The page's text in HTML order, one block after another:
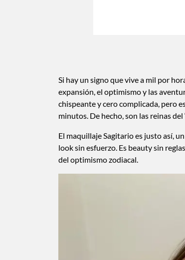
Si hay un signo que vive a mil por
expansión, el optimismo y las
chispeante y cero complicada, pero
minutos. De hecho, son las reinas del
El maquillaje Sagitario es justo así,
look sin esfuerzo. Es beauty sin
del optimismo zodiacal.